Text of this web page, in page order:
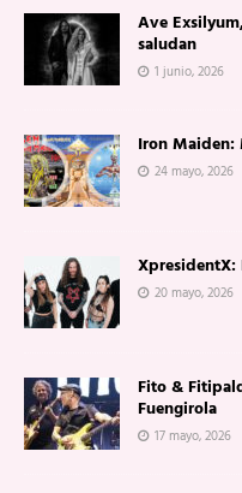
Ave
saludan
1 junio, 2026
Iron Maiden:
24 mayo, 2026
XpresidentX:
20 mayo, 2026
Fito &
Fuengirola
17 mayo, 2026